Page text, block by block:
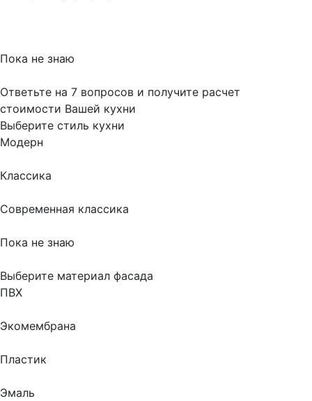
Пока не знаю
Ответьте на 7 вопросов и получите расчет
стоимости Вашей кухни
Выберите стиль кухни
Модерн
Классика
Современная классика
Пока не знаю
Выберите материал фасада
ПВХ
Экомембрана
Пластик
Эмаль